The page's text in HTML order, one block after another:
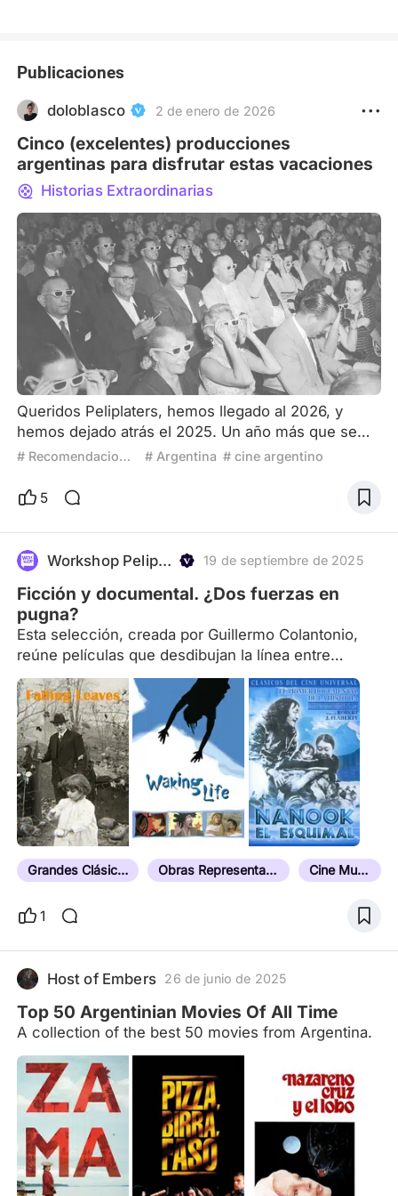
Publicaciones
doloblasco 2 de enero de 2026
Cinco (excelentes) producciones
argentinas para disfrutar estas vacaciones
Historias Extraordinarias
Queridos Peliplaters, hemos llegado al 2026, y
hemos dejado atrás el 2025. Un año más que se
va, para dar inicio a uno nuevo, lleno de
audiovisuales. Qué decir del año que se fue…la
vivido, sino más bien recomendar obras para el
inicio de este año. El Eternauta (2025) Como ya
decía en una reseña con recome
# Recomendaciones # Argentina # cine argentino
5
Workshop Peliplat 19 de septiembre de 2025
Ficción y documental. ¿Dos fuerzas en
pugna?
Esta selección, creada por Guillermo Colantonio,
reúne películas que desdibujan la línea entre
documental y ficción, explorando cómo el cine
construye la verdad, manipula la realidad y
cuestiona los géneros tradicionales.
Grandes Clásicos Obras Representativas de su Autor Cine Mudo
1
Host of Embers 26 de junio de 2025
Top 50 Argentinian Movies Of All Time
A collection of the best 50 movies from Argentina.